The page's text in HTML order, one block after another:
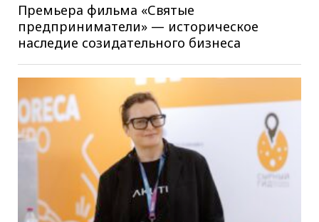
Премьера фильма «Святые
предприниматели» — историческое
наследие созидательного бизнеса